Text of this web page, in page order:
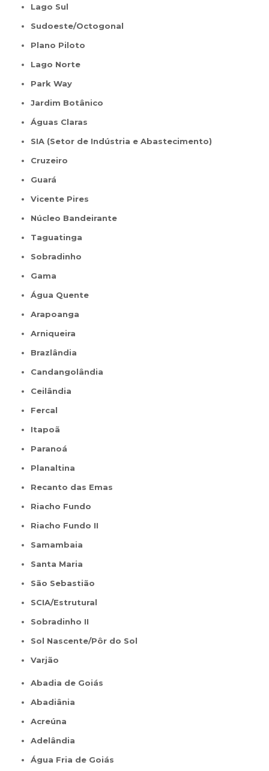
Lago Sul
Sudoeste/Octogonal
Plano Piloto
Lago Norte
Park Way
Jardim Botânico
Águas Claras
SIA (Setor de Indústria e Abastecimento)
Cruzeiro
Guará
Vicente Pires
Núcleo Bandeirante
Taguatinga
Sobradinho
Gama
Água Quente
Arapoanga
Arniqueira
Brazlândia
Candangolândia
Ceilândia
Fercal
Itapoã
Paranoá
Planaltina
Recanto das Emas
Riacho Fundo
Riacho Fundo II
Samambaia
Santa Maria
São Sebastião
SCIA/Estrutural
Sobradinho II
Sol Nascente/Pôr do Sol
Varjão
Abadia de Goiás
Abadiânia
Acreúna
Adelândia
Água Fria de Goiás